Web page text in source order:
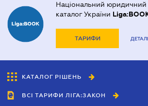
Національний юридичний
каталог України
ТАРИФИ
КАТАЛОГ РІШЕНЬ
ВСІ ТАРИФИ ЛІГА:ЗАКОН